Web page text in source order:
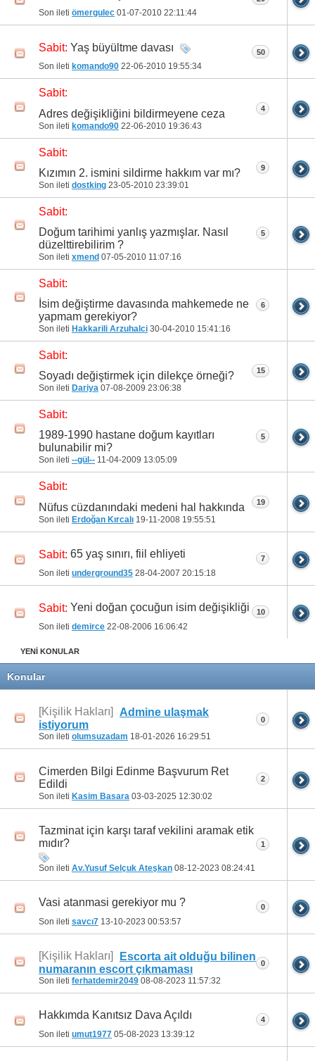
Son ileti ömergulec 01-07-2010 22:11:44
Sabit: Yaş büyültme davası
Son ileti komando90 22-06-2010 19:55:34
50
Sabit:
Adres değişikliğini bildirmeyene ceza
Son ileti komando90 22-06-2010 19:36:43
4
Sabit:
Kızımın 2. ismini sildirme hakkım var mı?
Son ileti dostking 23-05-2010 23:39:01
9
Sabit:
Doğum tarihimi yanlış yazmışlar. Nasıl
düzelttirebilirim ?
Son ileti xmend 07-05-2010 11:07:16
5
Sabit:
İsim değiştirme davasında mahkemede ne
yapmam gerekiyor?
Son ileti Hakkarili Arzuhalci 30-04-2010 15:41:16
6
Sabit:
Soyadı değiştirmek için dilekçe örneği?
Son ileti Dariya 07-08-2009 23:06:38
15
Sabit:
1989-1990 hastane doğum kayıtları
bulunabilir mi?
Son ileti --gül-- 11-04-2009 13:05:09
5
Sabit:
Nüfus cüzdanındaki medeni hal hakkında
Son ileti Erdoğan Kırcalı 19-11-2008 19:55:51
19
Sabit: 65 yaş sınırı, fiil ehliyeti
Son ileti underground35 28-04-2007 20:15:18
7
Sabit: Yeni doğan çocuğun isim değişikliği
Son ileti demirce 22-08-2006 16:06:42
10
YENİ KONULAR
Konular
[Kişilik Hakları]
Admine ulaşmak
istiyorum
Son ileti olumsuzadam 18-01-2026 16:29:51
0
Cimerden Bilgi Edinme Başvurum Ret
Edildi
Son ileti Kasim Basara 03-03-2025 12:30:02
2
Tazminat için karşı taraf vekilini aramak etik
mıdır?
Son ileti Av.Yusuf Selçuk Ateşkan 08-12-2023 08:24:41
1
Vasi atanmasi gerekiyor mu ?
Son ileti savcı7 13-10-2023 00:53:57
0
[Kişilik Hakları]
Escorta ait olduğu bilinen
numaranın escort çıkmaması
Son ileti ferhatdemir2049 08-08-2023 11:57:32
0
Hakkımda Kanıtsız Dava Açıldı
Son ileti umut1977 05-08-2023 13:39:12
4